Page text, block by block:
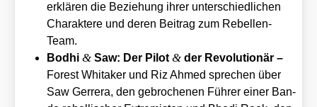
erklä­ren die Bezie­hung ihrer unter­schied­li­chen
Cha­rak­te­re und deren Bei­trag zum Rebel­len-
Team.
Bodhi& Saw: Der Pilot& der Revo­lu­tio­när –
Forest Whita­ker und Riz Ahmed spre­chen über
Saw Ger­rera, den gebro­che­nen Füh­rer einer Ban­